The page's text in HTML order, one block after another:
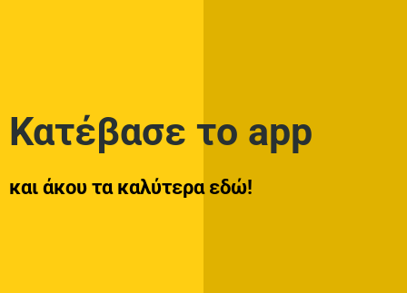
Κατέβασε το app
και άκου τα καλύτερα εδώ!